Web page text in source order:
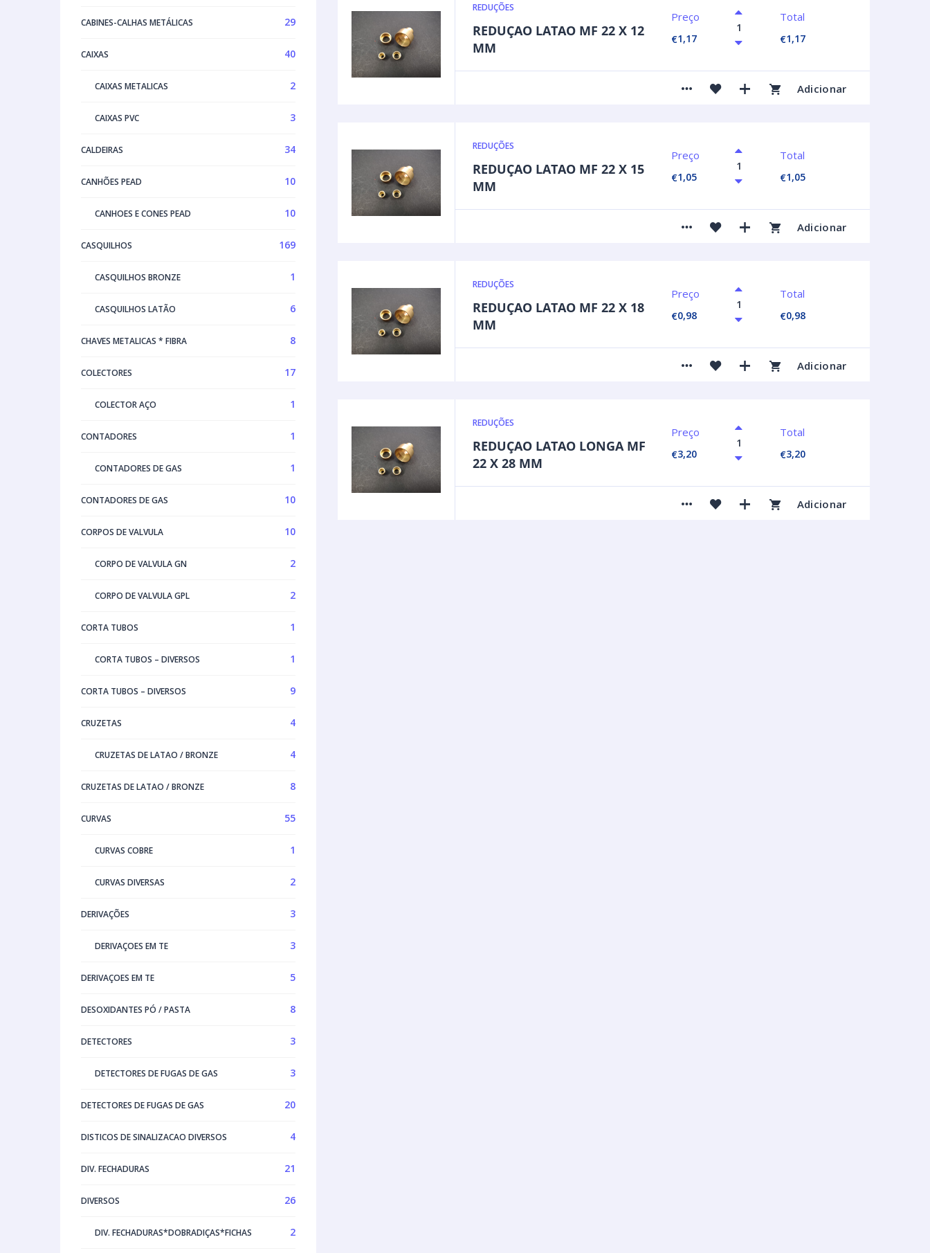
CABINES-CALHAS METÁLICAS 29
CAIXAS 40
CAIXAS METALICAS 2
CAIXAS PVC 3
CALDEIRAS 34
CANHÕES PEAD 10
CANHOES E CONES PEAD 10
CASQUILHOS 169
CASQUILHOS BRONZE 1
CASQUILHOS LATÃO 6
CHAVES METALICAS * FIBRA 8
COLECTORES 17
COLECTOR AÇO 1
CONTADORES 1
CONTADORES DE GAS 1
CONTADORES DE GAS 10
CORPOS DE VALVULA 10
CORPO DE VALVULA GN 2
CORPO DE VALVULA GPL 2
CORTA TUBOS 1
CORTA TUBOS – DIVERSOS 1
CORTA TUBOS – DIVERSOS 9
CRUZETAS 4
CRUZETAS DE LATAO / BRONZE 4
CRUZETAS DE LATAO / BRONZE 8
CURVAS 55
CURVAS COBRE 1
CURVAS DIVERSAS 2
DERIVAÇÕES 3
DERIVAÇOES EM TE 3
DERIVAÇOES EM TE 5
DESOXIDANTES PÓ / PASTA 8
DETECTORES 3
DETECTORES DE FUGAS DE GAS 3
DETECTORES DE FUGAS DE GAS 20
DISTICOS DE SINALIZACAO DIVERSOS 4
DIV. FECHADURAS 21
DIVERSOS 26
DIV. FECHADURAS*DOBRADIÇAS*FICHAS 2
REDUÇÕES
REDUÇAO LATAO MF 22 X 12
MM
Preço
€1,17
Total
€1,17
Adicionar
REDUÇÕES
REDUÇAO LATAO MF 22 X 15
MM
Preço
€1,05
Total
€1,05
Adicionar
REDUÇÕES
REDUÇAO LATAO MF 22 X 18
MM
Preço
€0,98
Total
€0,98
Adicionar
REDUÇÕES
REDUÇAO LATAO LONGA MF
22 X 28 MM
Preço
€3,20
Total
€3,20
Adicionar